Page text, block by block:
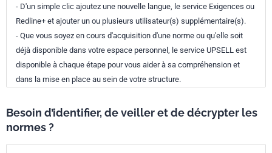
- D'un simple clic ajoutez une nouvelle langue, le service Exigences ou
Redline+ et ajouter un ou plusieurs utilisateur(s) supplémentaire(s).
- Que vous soyez en cours d'acquisition d'une norme ou qu'elle soit
déjà disponible dans votre espace personnel, le service UPSELL est
disponible à chaque étape pour vous aider à sa compréhension et
dans la mise en place au sein de votre structure.
Besoin d’identifier, de veiller et de décrypter les
normes ?